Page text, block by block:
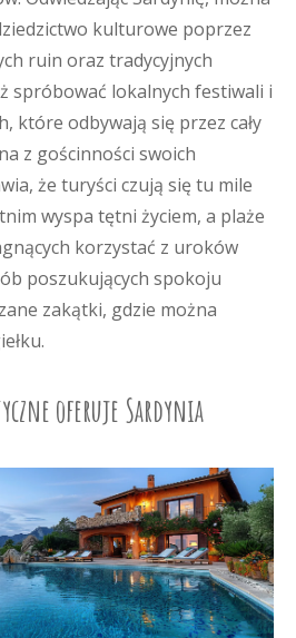
kulturowe poprzez
ruin oraz tradycyjnych
spróbować lokalnych festiwali i
które odbywają się przez cały
z gościnności swoich
że turyści czują się tu mile
wyspa tętni życiem, a plaże
korzystać z uroków
poszukujących spokoju
zakątki, gdzie można
oferuje Sardynia